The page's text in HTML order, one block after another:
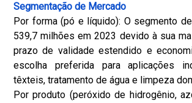
Segmentação de Mercado
Por forma (pó e líquido): O segmento
539,7 milhões em 2023 devido à sua
prazo de validade estendido e
escolha preferida para aplicações
têxteis, tratamento de água e limpeza
Por produto (peróxido de hidrogênio,